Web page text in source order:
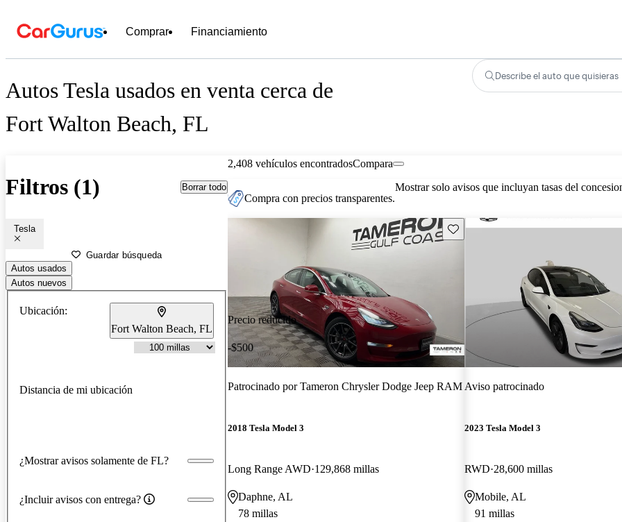
Comprar Financiamiento
Autos Tesla usados en venta cerca de
Fort Walton Beach, FL
Describe el auto que quisieras
Filtros (1) Borrar todo
Tesla
Guardar búsqueda
Autos usados
Autos nuevos
Ubicación:
Fort Walton Beach, FL
Distancia de mi ubicación
¿Mostrar avisos solamente de FL?
¿Incluir avisos con entrega?
2,408 vehículos encontradosCompara
Compra con precios transparentes.
Mostrar solo avisos que incluyan tasas del
Precio reducido
-$500
Guarda este Aviso
Patrocinado porTameron Chrysler Dodge Jeep RAM
2018 Tesla Model 3
Long Range AWD 129,868 millas
Daphne, AL
78 millas
Aviso patrocinado
2023 Tesla Model 3
RWD 28,600 millas
Mobile, AL
91 millas